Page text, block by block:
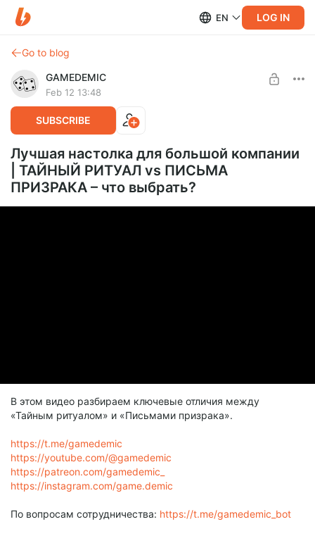
EN LOG IN
Go to blog
GAMEDEMIC
Feb 12 13:48
SUBSCRIBE
Лучшая настолка для большой компании
| ТАЙНЫЙ РИТУАЛ vs ПИСЬМА
ПРИЗРАКА – что выбрать?
В этом видео разбираем ключевые отличия между
«Тайным ритуалом» и «Письмами призрака».
https://t.me/gamedemic
https://youtube.com/@gamedemic
https://patreon.com/gamedemic_
https://instagram.com/game.demic
По вопросам сотрудничества: https://t.me/gamedemic_bot